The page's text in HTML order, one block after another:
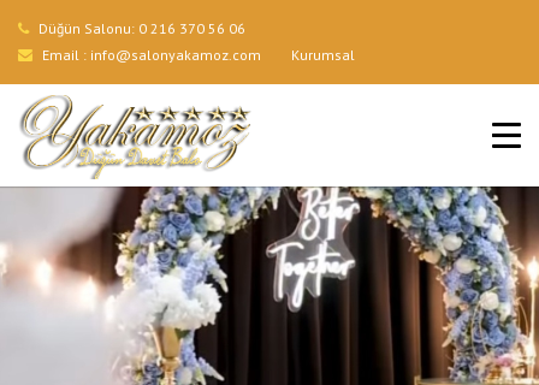
Düğün Salonu: 0 216 370 56 06
Email : info@salonyakamoz.com Kurumsal
ANA SAYFA
HIZMETLERIMIZ
MENÜLER
GALERI
BLOG